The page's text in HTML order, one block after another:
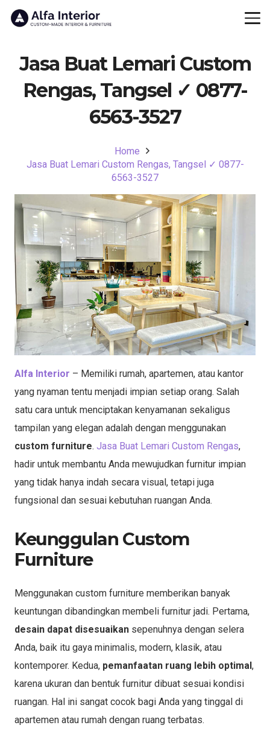
Jasa Buat Lemari Custom
Rengas, Tangsel ✓ 0877-
6563-3527
Home
Jasa Buat Lemari Custom Rengas, Tangsel ✓ 0877-
6563-3527
Alfa Interior – Memiliki rumah, apartemen, atau kantor
yang nyaman tentu menjadi impian setiap orang. Salah
satu cara untuk menciptakan kenyamanan sekaligus
tampilan yang elegan adalah dengan menggunakan
custom furniture. Jasa Buat Lemari Custom Rengas,
hadir untuk membantu Anda mewujudkan furnitur impian
yang tidak hanya indah secara visual, tetapi juga
fungsional dan sesuai kebutuhan ruangan Anda.
Keunggulan Custom
Furniture
Menggunakan custom furniture memberikan banyak
keuntungan dibandingkan membeli furnitur jadi. Pertama,
desain dapat disesuaikan sepenuhnya dengan selera
Anda, baik itu gaya minimalis, modern, klasik, atau
kontemporer. Kedua, pemanfaatan ruang lebih optimal,
karena ukuran dan bentuk furnitur dibuat sesuai kondisi
ruangan. Hal ini sangat cocok bagi Anda yang tinggal di
apartemen atau rumah dengan ruang terbatas.